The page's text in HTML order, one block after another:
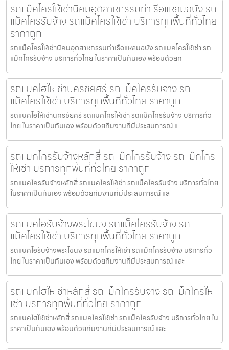
รถแม็คโครให้เช่านิคมอุตสาหกรรมท่าเรือแหลมฉบัง รถ
แม็คโครรับจ้าง รถแม็คโครให้เช่า บริการทุกพื้นที่ทั่วไทย
ราคาถูก
รถแม็คโครให้เช่านิคมอุตสาหกรรมท่าเรือแหลมฉบัง รถแมคโครให้เช่า รถ
แม็คโครรับจ้าง บริการทั่วไทย ในราคาเป็นกันเอง พร้อมด้วยท
รถแบคโฮให้เช่านครชัยศรี รถแม็คโครรับจ้าง รถ
แม็คโครให้เช่า บริการทุกพื้นที่ทั่วไทย ราคาถูก
รถแบคโฮให้เช่านครชัยศรี รถแมคโครให้เช่า รถแม็คโครรับจ้าง บริการทั่ว
ไทย ในราคาเป็นกันเอง พร้อมด้วยทีมงานที่มีประสบการณ์ แ
รถแมคโครรับจ้างหลักสี่ รถแม็คโครรับจ้าง รถแม็คโคร
ให้เช่า บริการทุกพื้นที่ทั่วไทย ราคาถูก
รถแมคโครรับจ้างหลักสี่ รถแมคโครให้เช่า รถแม็คโครรับจ้าง บริการทั่วไทย
ในราคาเป็นกันเอง พร้อมด้วยทีมงานที่มีประสบการณ์ แล
รถแบคโฮรับจ้างพระโขนง รถแม็คโครรับจ้าง รถ
แม็คโครให้เช่า บริการทุกพื้นที่ทั่วไทย ราคาถูก
รถแบคโฮรับจ้างพระโขนง รถแมคโครให้เช่า รถแม็คโครรับจ้าง บริการทั่ว
ไทย ในราคาเป็นกันเอง พร้อมด้วยทีมงานที่มีประสบการณ์ และ
รถแบคโฮให้เช่าหลักสี่ รถแม็คโครรับจ้าง รถแม็คโครให้
เช่า บริการทุกพื้นที่ทั่วไทย ราคาถูก
รถแบคโฮให้เช่าหลักสี่ รถแมคโครให้เช่า รถแม็คโครรับจ้าง บริการทั่วไทย ใน
ราคาเป็นกันเอง พร้อมด้วยทีมงานที่มีประสบการณ์ และ